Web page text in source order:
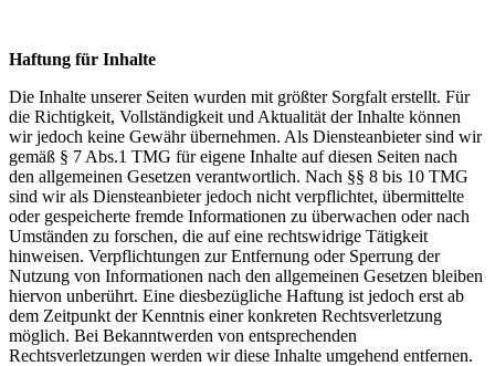
Haftung für Inhalte
Die Inhalte unserer Seiten wurden mit größter Sorgfalt erstellt. Für
die Richtigkeit, Vollständigkeit und Aktualität der Inhalte können
wir jedoch keine Gewähr übernehmen. Als Diensteanbieter sind wir
gemäß § 7 Abs.1 TMG für eigene Inhalte auf diesen Seiten nach
den allgemeinen Gesetzen verantwortlich. Nach §§ 8 bis 10 TMG
sind wir als Diensteanbieter jedoch nicht verpflichtet, übermittelte
oder gespeicherte fremde Informationen zu überwachen oder nach
Umständen zu forschen, die auf eine rechtswidrige Tätigkeit
hinweisen. Verpflichtungen zur Entfernung oder Sperrung der
Nutzung von Informationen nach den allgemeinen Gesetzen bleiben
hiervon unberührt. Eine diesbezügliche Haftung ist jedoch erst ab
dem Zeitpunkt der Kenntnis einer konkreten Rechtsverletzung
möglich. Bei Bekanntwerden von entsprechenden
Rechtsverletzungen werden wir diese Inhalte umgehend entfernen.